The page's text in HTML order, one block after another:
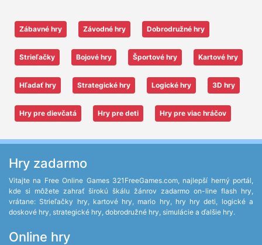
Zábavné hry Závodné hry Dobrodružné hry
Strieľačky Bojové hry Športové hry Kartové hry
Hľadať hry Strategické hry Logické hry 3D hry
Hry pre dievčatá Hry pre deti Hry pre viac hráčov
Hry zadarmo
Vitajte na Free Online Games 321FreeGames.com, najlepší herný portál,
kde si môžete zahrať širokú škálu žánrov zadarmo on-line flash hry,
vrátane: Strieľačky hry, kartové hry, mario hry, hry hry deti, logické a
doskové hry, strategické hry, dobrodružné hry, simulácie a ďalšie hry.
Online hry